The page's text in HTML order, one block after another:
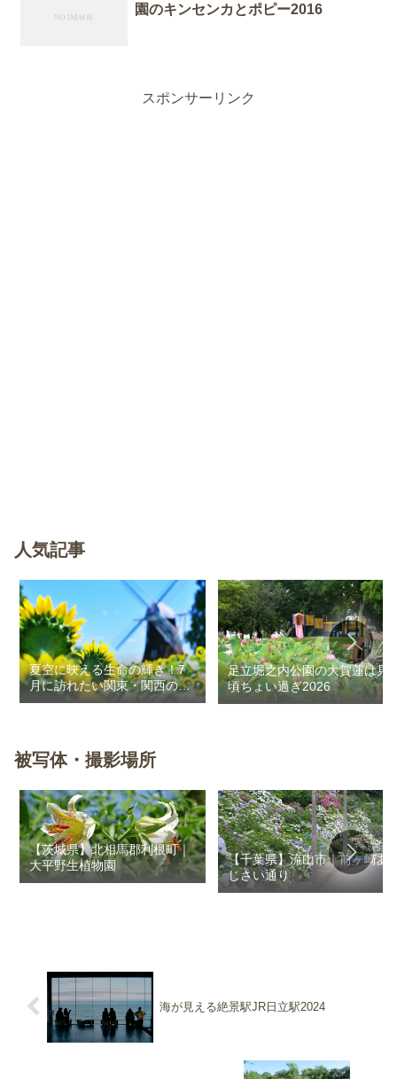
園のキンセンカとポピー2016
スポンサーリンク
人気記事
夏空に映える生命の輝き！7
月に訪れたい関東・関西のお
花畑
足立堀之内公園の大賀蓮は見
頃ちょい過ぎ2026
被写体・撮影場所
【茨城県】北相馬郡利根町｜
大平野生植物園
【千葉県】流山市｜前ヶ崎あ
じさい通り
海が見える絶景駅JR日立駅2024